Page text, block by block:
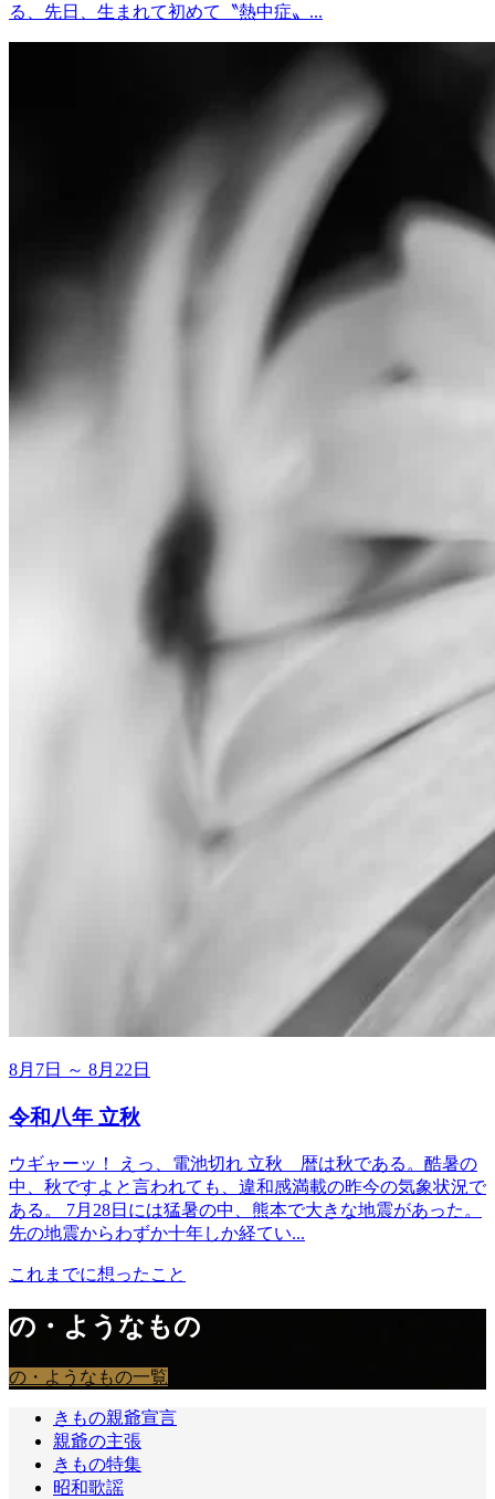
る、先日、生まれて初めて〝熱中症〟...
8月7日 ～ 8月22日
令和八年 立秋
ウギャーッ！ えっ、電池切れ 立秋＿暦は秋である。酷暑の
中、秋ですよと言われても、違和感満載の昨今の気象状況で
ある。 7月28日には猛暑の中、熊本で大きな地震があった。
先の地震からわずか十年しか経てい...
これまでに想ったこと
の・ようなもの
の・ようなもの一覧
きもの親爺宣言
親爺の主張
きもの特集
昭和歌謡